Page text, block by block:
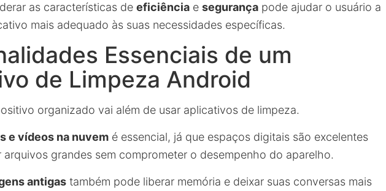
as características de eficiência e segurança pode ajudar o usuário a
mais adequado às suas necessidades específicas.
Essenciais de um
de Limpeza Android
organizado vai além de usar aplicativos de limpeza.
e vídeos na nuvem é essencial, já que espaços digitais são excelentes
arquivos grandes sem comprometer o desempenho do aparelho.
antigas também pode liberar memória e deixar suas conversas mais